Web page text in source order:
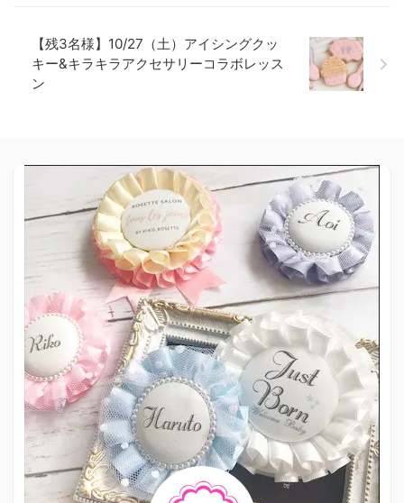
【残3名様】10/27（土）アイシングクッ
キー&キラキラアクセサリーコラボレッス
ン